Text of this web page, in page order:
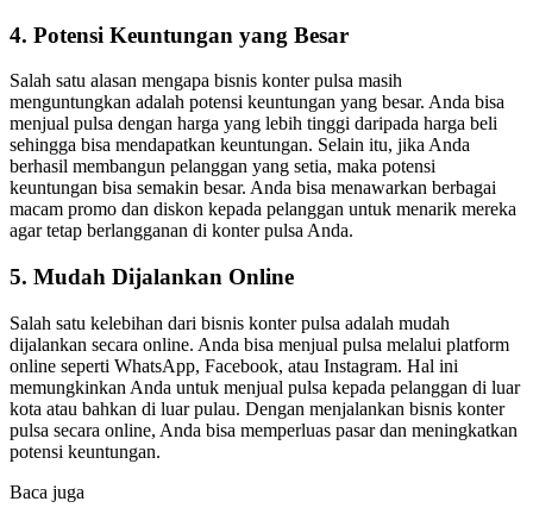
4. Potensi Keuntungan yang Besar
Salah satu alasan mengapa bisnis konter pulsa masih
menguntungkan adalah potensi keuntungan yang besar. Anda bisa
menjual pulsa dengan harga yang lebih tinggi daripada harga beli
sehingga bisa mendapatkan keuntungan. Selain itu, jika Anda
berhasil membangun pelanggan yang setia, maka potensi
keuntungan bisa semakin besar. Anda bisa menawarkan berbagai
macam promo dan diskon kepada pelanggan untuk menarik mereka
agar tetap berlangganan di konter pulsa Anda.
5. Mudah Dijalankan Online
Salah satu kelebihan dari bisnis konter pulsa adalah mudah
dijalankan secara online. Anda bisa menjual pulsa melalui platform
online seperti WhatsApp, Facebook, atau Instagram. Hal ini
memungkinkan Anda untuk menjual pulsa kepada pelanggan di luar
kota atau bahkan di luar pulau. Dengan menjalankan bisnis konter
pulsa secara online, Anda bisa memperluas pasar dan meningkatkan
potensi keuntungan.
Baca juga